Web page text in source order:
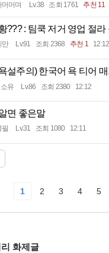
머며 Lv.38 조회 1761 추천 11
??? : 팀쿡 저거 영업 절라
만 Lv.91 조회 2368 추천 1 12:12
설주의) 한국어 욕 티어
유 Lv.86 조회 2380 12:12
면 좋은말
필 Lv.31 조회 1080 12:11
1 2 3 4 5
화제글